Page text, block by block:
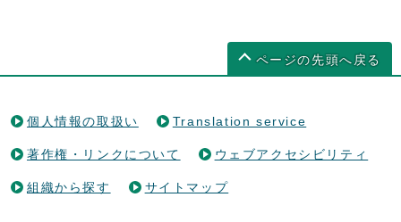
ページの先頭へ戻る
個人情報の取扱い Translation service
著作権・リンクについて ウェブアクセシビリティ
組織から探す サイトマップ